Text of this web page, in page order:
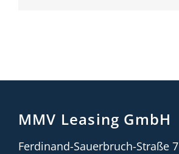
MMV Leasing GmbH
Ferdinand-Sauerbruch-Straße 7